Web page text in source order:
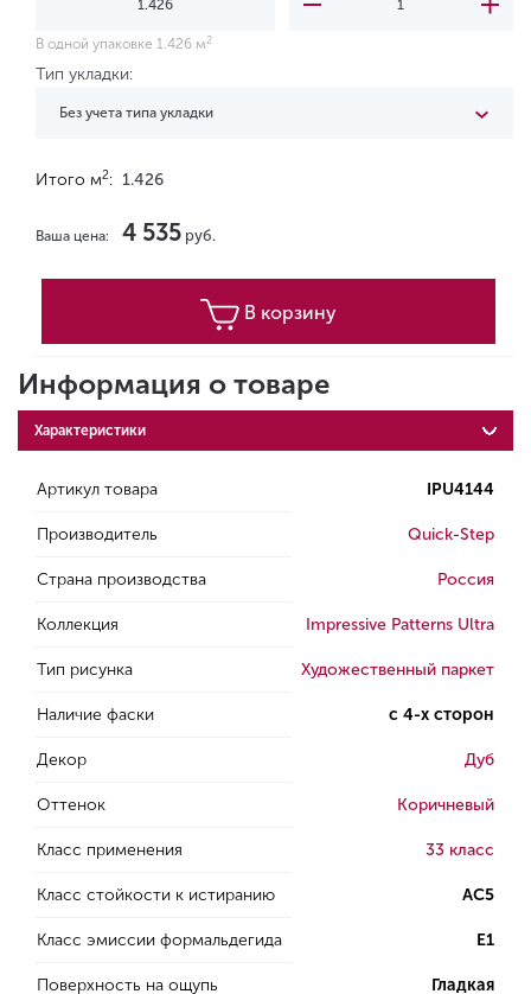
В одной упаковке 1.426 м 2
Тип укладки:
Без учета типа укладки
Итого м2: 1.426
Ваша цена: 4 535 руб.
В корзину
Информация о товаре
Характеристики
Артикул товара IPU4144
Производитель Quick-Step
Страна производства Россия
Коллекция Impressive Patterns Ultra
Тип рисунка Художественный паркет
Наличие фаски с 4-х сторон
Декор Дуб
Оттенок Коричневый
Класс применения 33 класс
Класс стойкости к истиранию AC5
Класс эмиссии формальдегида E1
Поверхность на ощупь Гладкая